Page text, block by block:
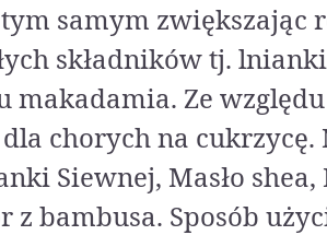
samym zwiększając
składników tj.
makadamia. Ze
chorych na cukrzycę.
Siewnej, Masło shea,
bambusa. Sposób